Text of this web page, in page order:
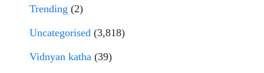
Trending (2)
Uncategorised (3,818)
Vidnyan katha (39)